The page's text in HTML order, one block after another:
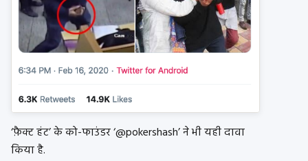
‘फ़ैक्ट हंट’ के को-फाउंडर ‘@pokershash’ ने भी यही दावा
किया है.